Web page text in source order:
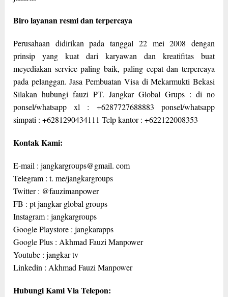
Biro layanan resmi dan terpercaya
Perusahaan didirikan pada tanggal 22 mei 2008 dengan
prinsip yang kuat dari karyawan dan kreatifitas buat
meyediakan service paling baik, paling cepat dan terpercaya
pada pelanggan. Jasa Pembuatan Visa di Mekarmukti Bekasi
Silakan hubungi fauzi PT. Jangkar Global Grups : di no
ponsel/whatsapp xl : +6287727688883 ponsel/whatsapp
simpati : +6281290434111 Telp kantor : +622122008353
Kontak Kami:
E-mail : jangkargroups@gmail. com
Telegram : t. me/jangkargroups
Twitter : @fauzimanpower
FB : pt jangkar global groups
Instagram : jangkargroups
Google Playstore : jangkarapps
Google Plus : Akhmad Fauzi Manpower
Youtube : jangkar tv
Linkedin : Akhmad Fauzi Manpower
Hubungi Kami Via Telepon: